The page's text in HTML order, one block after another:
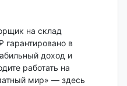
на склад
в
доход и
работать на
мир» — здесь